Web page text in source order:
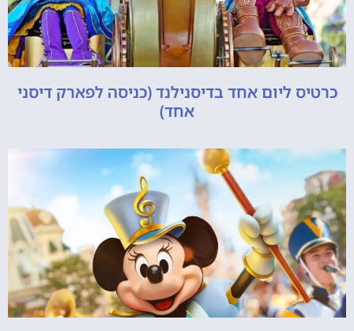
כרטיס ליום אחד בדיסנילנד (כניסה לפארק דיסני
אחד)